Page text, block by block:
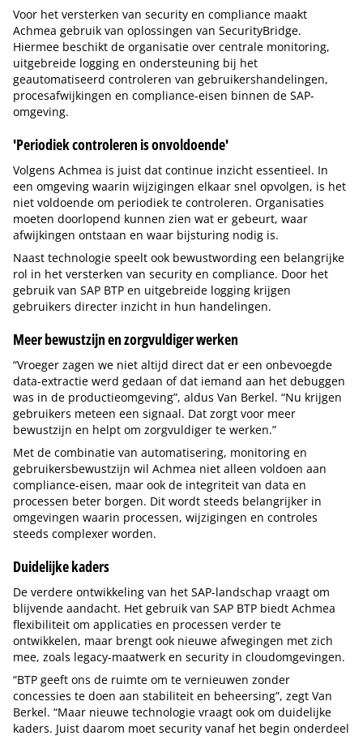
Voor het versterken van security en compliance maakt
Achmea gebruik van oplossingen van SecurityBridge.
Hiermee beschikt de organisatie over centrale monitoring,
uitgebreide logging en ondersteuning bij het
geautomatiseerd controleren van gebruikershandelingen,
procesafwijkingen en compliance-eisen binnen de SAP-
omgeving.
'Periodiek controleren is onvoldoende'
Volgens Achmea is juist dat continue inzicht essentieel. In
een omgeving waarin wijzigingen elkaar snel opvolgen, is het
niet voldoende om periodiek te controleren. Organisaties
moeten doorlopend kunnen zien wat er gebeurt, waar
afwijkingen ontstaan en waar bijsturing nodig is.
Naast technologie speelt ook bewustwording een belangrijke
rol in het versterken van security en compliance. Door het
gebruik van SAP BTP en uitgebreide logging krijgen
gebruikers directer inzicht in hun handelingen.
Meer bewustzijn en zorgvuldiger werken
“Vroeger zagen we niet altijd direct dat er een onbevoegde
data-extractie werd gedaan of dat iemand aan het debuggen
was in de productieomgeving”, aldus Van Berkel. “Nu krijgen
gebruikers meteen een signaal. Dat zorgt voor meer
bewustzijn en helpt om zorgvuldiger te werken.”
Met de combinatie van automatisering, monitoring en
gebruikersbewustzijn wil Achmea niet alleen voldoen aan
compliance-eisen, maar ook de integriteit van data en
processen beter borgen. Dit wordt steeds belangrijker in
omgevingen waarin processen, wijzigingen en controles
steeds complexer worden.
Duidelijke kaders
De verdere ontwikkeling van het SAP-landschap vraagt om
blijvende aandacht. Het gebruik van SAP BTP biedt Achmea
flexibiliteit om applicaties en processen verder te
ontwikkelen, maar brengt ook nieuwe afwegingen met zich
mee, zoals legacy-maatwerk en security in cloudomgevingen.
“BTP geeft ons de ruimte om te vernieuwen zonder
concessies te doen aan stabiliteit en beheersing”, zegt Van
Berkel. “Maar nieuwe technologie vraagt ook om duidelijke
kaders. Juist daarom moet security vanaf het begin onderdeel